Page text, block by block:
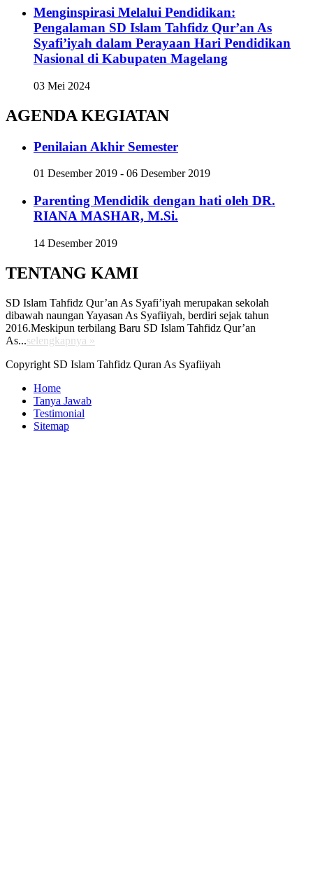
Menginspirasi Melalui Pendidikan:
Pengalaman SD Islam Tahfidz Qur’an As
Syafi’iyah dalam Perayaan Hari Pendidikan
Nasional di Kabupaten Magelang
03 Mei 2024
AGENDA KEGIATAN
Penilaian Akhir Semester
01 Desember 2019 - 06 Desember 2019
Parenting Mendidik dengan hati oleh DR.
RIANA MASHAR, M.Si.
14 Desember 2019
TENTANG KAMI
SD Islam Tahfidz Qur’an As Syafi’iyah merupakan sekolah
dibawah naungan Yayasan As Syafiiyah, berdiri sejak tahun
2016.Meskipun terbilang Baru SD Islam Tahfidz Qur’an
As...selengkapnya »
Copyright SD Islam Tahfidz Quran As Syafiiyah
Home
Tanya Jawab
Testimonial
Sitemap